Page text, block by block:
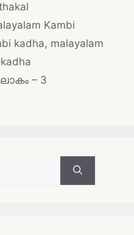
Kambi
kadha, malayalam
– 3